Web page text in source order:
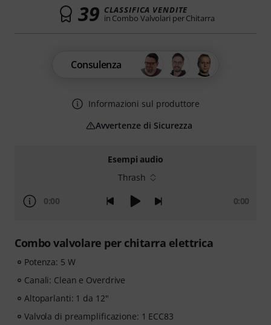
Esempi audio
Thrash
0:00 0:00
Combo valvolare per chitarra elettrica
Potenza: 5 W
Canali: Clean e Overdrive
Altoparlanti: 1 da 12"
Valvola di preamplificazione: 1 ECC83
39 CLASSIFICA VENDITE
in Combo Valvolari per Chitarra
Consulenza
Informazioni sul produttore
Avvertenze di Sicurezza